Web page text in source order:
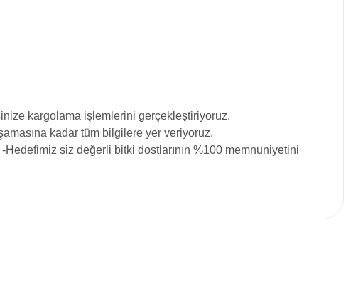
kargolama işlemlerini gerçekleştiriyoruz.
kadar tüm bilgilere yer veriyoruz.
-Hedefimiz siz değerli bitki dostlarının %100 memnuniyetini